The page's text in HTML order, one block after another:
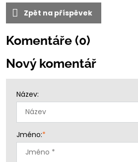
Zpět na příspěvek
Komentáře (0)
Nový komentář
Název:
Jméno:*